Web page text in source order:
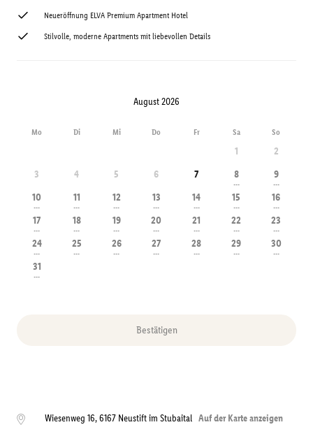
Neueröffnung ELVA Premium Apartment Hotel
Stilvolle, moderne Apartments mit liebevollen Details
August 2026
Mo Di Mi Do Fr Sa So
1
2
3
4 5 6 7 8
---
9
---
10
---
11
---
12
---
13
---
14
---
15
---
16
---
17
---
18
---
19
---
20
---
21
---
22
---
23
---
24
---
25
---
26
---
27
---
28
---
29
---
30
---
31
---
Bestätigen
Wiesenweg 16,6167 Neustift im Stubaital Auf der Karte anzeigen